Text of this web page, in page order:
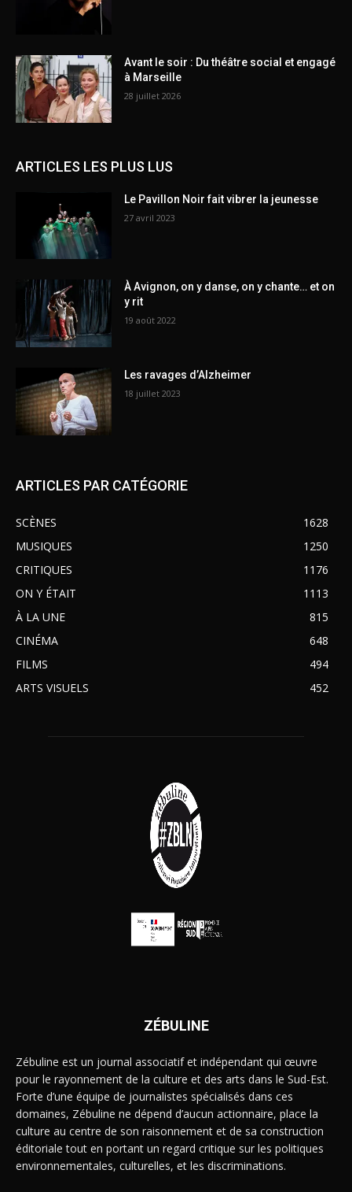
Avant le soir : Du théâtre social et engagé
à Marseille
28 juillet 2026
ARTICLES LES PLUS LUS
Le Pavillon Noir fait vibrer la jeunesse
27 avril 2023
À Avignon, on y danse, on y chante… et on
y rit
19 août 2022
Les ravages d’Alzheimer
18 juillet 2023
ARTICLES PAR CATÉGORIE
SCÈNES
1628
MUSIQUES
1250
CRITIQUES
1176
ON Y ÉTAIT
1113
À LA UNE
815
CINÉMA
648
FILMS
494
ARTS VISUELS
452
ZÉBULINE
Zébuline est un journal associatif et indépendant qui œuvre
pour le rayonnement de la culture et des arts dans le Sud-Est.
Forte d’une équipe de journalistes spécialisés dans ces
domaines, Zébuline ne dépend d’aucun actionnaire, place la
culture au centre de son raisonnement et de sa construction
éditoriale tout en portant un regard critique sur les politiques
environnementales, culturelles, et les discriminations.